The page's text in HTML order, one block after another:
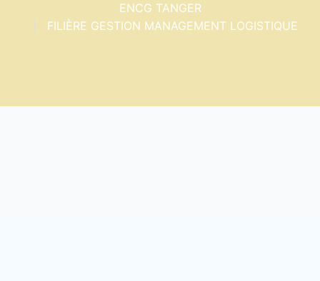
ENCG TANGER
FILIÈRE GESTION MANAGEMENT LOGISTIQUE